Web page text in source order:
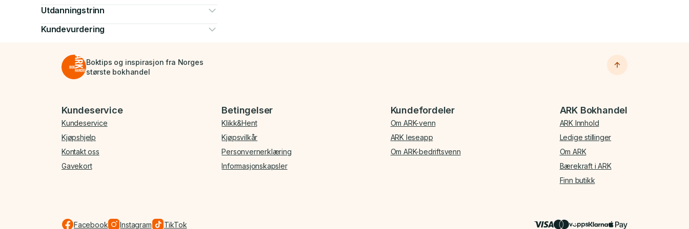
Utdanningstrinn
Kundevurdering
Boktips og inspirasjon fra Norges
største bokhandel
Bunnmeny
Kundeservice
Kundeservice
Kjøpshjelp
Kontakt oss
Gavekort
Betingelser
Klikk&Hent
Kjøpsvilkår
Personvernerklæring
Informasjonskapsler
Kundefordeler
Om ARK-venn
ARK leseapp
Om ARK-bedriftsvenn
ARK Bokhandel
ARK Innhold
Ledige stillinger
Om ARK
Bærekraft i ARK
Finn butikk
Facebook Instagram TikTok